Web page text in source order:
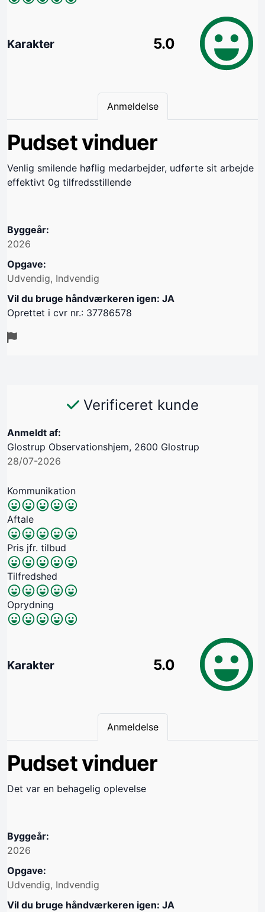
Karakter 5.0
Anmeldelse
Pudset vinduer
Venlig smilende høflig medarbejder, udførte sit arbejde
effektivt 0g tilfredsstillende
Byggeår:
2026
Opgave:
Udvendig, Indvendig
Vil du bruge håndværkeren igen: JA
Oprettet i cvr nr.: 37786578
Verificeret kunde
Anmeldt af:
Glostrup Observationshjem, 2600 Glostrup
28/07-2026
Kommunikation
Aftale
Pris jfr. tilbud
Tilfredshed
Oprydning
Karakter 5.0
Anmeldelse
Pudset vinduer
Det var en behagelig oplevelse
Byggeår:
2026
Opgave:
Udvendig, Indvendig
Vil du bruge håndværkeren igen: JA